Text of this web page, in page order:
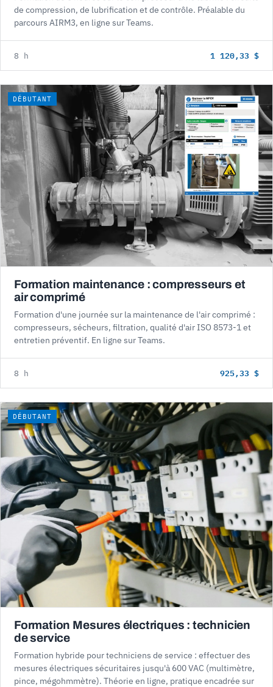
de compression, de lubrification et de contrôle. Préalable du
parcours AIRM3, en ligne sur Teams.
8 h 1 120,33 $
DÉBUTANT
Formation maintenance : compresseurs et
air comprimé
Formation d'une journée sur la maintenance de l'air comprimé :
compresseurs, sécheurs, filtration, qualité d'air ISO 8573-1 et
entretien préventif. En ligne sur Teams.
8 h 925,33 $
DÉBUTANT
Formation Mesures électriques : technicien
de service
Formation hybride pour techniciens de service : effectuer des
mesures électriques sécuritaires jusqu'à 600 VAC (multimètre,
pince, mégohmmètre). Théorie en ligne, pratique encadrée sur